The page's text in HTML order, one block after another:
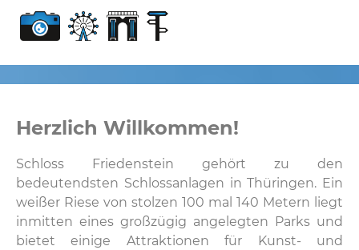
Herzlich Willkommen!
Schloss Friedenstein gehört zu den
bedeutendsten Schlossanlagen in Thüringen. Ein
weißer Riese von stolzen 100 mal 140 Metern liegt
inmitten eines großzügig angelegten Parks und
bietet einige Attraktionen für Kunst- und